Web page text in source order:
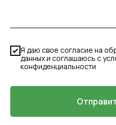
Я даю свое согласие на
данных и соглашаюсь с
конфиденциальности